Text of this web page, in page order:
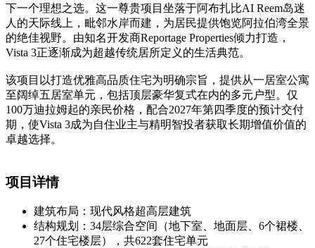
下一个理想之选。这一尊贵项目坐落于阿布扎比AI Reem岛迷
人的天际线上，毗邻水岸而建，为居民提供饱览阿拉伯湾全景
的绝佳视野。由知名开发商Reportage Properties倾力打造，
Vista 3正逐渐成为超越传统居所定义的生活典范。
该项目以打造优雅高品质住宅为明确宗旨，提供从一居室公寓
至阔绰五居室单元，包括顶层豪华复式在内的多元户型。仅
100万迪拉姆起的亲民价格，配合2027年第四季度的预计交付
期，使Vista 3成为自住业主与精明智投者获取长期增值价值的
卓越选择。
项目详情
建筑布局：现代风格超高层建筑
结构规划：34层综合空间（地下室、地面层、6个裙楼、
27个住宅楼层），共622套住宅单元